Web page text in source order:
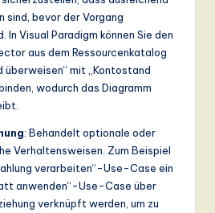
sind, bevor der Vorgang
Visual Paradigm können Sie den
aus dem Ressourcenkatalog
überweisen“ mit „Kontostand
wodurch das Diagramm
: Behandelt optionale oder
Verhaltensweisen. Zum Beispiel
verarbeiten“-Use-Case ein
anwenden“-Use-Case über
verknüpft werden, um zu